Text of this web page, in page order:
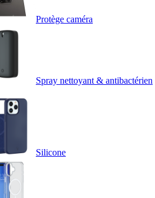
Protège caméra
Spray nettoyant & antibactérien
Silicone